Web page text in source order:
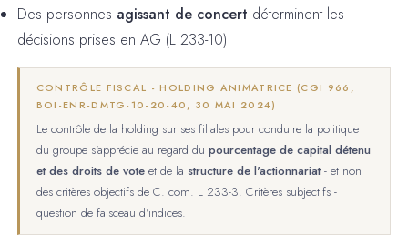
Des personnes agissant de concert déterminent les
décisions prises en AG (L 233-10)
CONTRÔLE FISCAL - HOLDING ANIMATRICE (CGI 966,
BOI-ENR-DMTG-10-20-40, 30 MAI 2024)
Le contrôle de la holding sur ses filiales pour conduire la politique
du groupe s'apprécie au regard du pourcentage de capital détenu
et des droits de voteet de la structure de l'actionnariat- et non
des critères objectifs de C. com. L 233-3. Critères subjectifs -
question de faisceau d'indices.